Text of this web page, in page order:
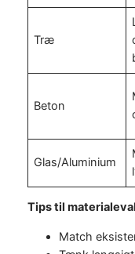
Træ
Beton
Glas/Aluminium
Tips til
Match